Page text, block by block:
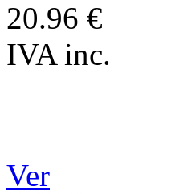
20.96 €
IVA inc.
Ver